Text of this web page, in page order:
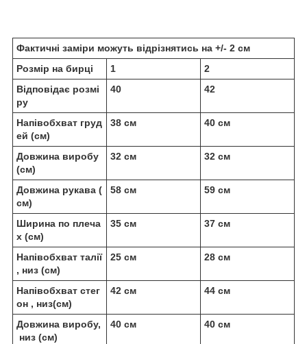
Фактичні заміри можуть відрізнятись на +/- 2 см
Розмір на бирці
1
2
Відповідає розмі
ру
40 42
Напівобхват груд
ей (см)
38 см 40 см
Довжина виробу
(см)
32 см 32 см
Довжина рукава (
см)
58 см 59 см
Ширина по плеча
х (см)
35 см 37 см
Напівобхват талії
, низ (см)
25 см 28 см
Напівобхват стег
он , низ(см)
42 см 44 см
Довжина виробу,
низ (см)
40 см 40 см